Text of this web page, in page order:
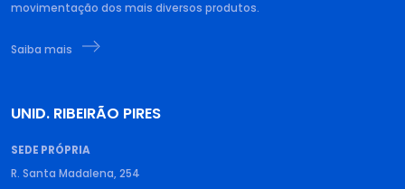
movimentação dos mais diversos produtos.
Saiba mais
UNID. RIBEIRÃO PIRES
SEDE PRÓPRIA
R. Santa Madalena, 254